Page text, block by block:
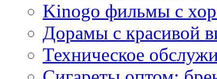
Kinogo фильмы с
Дорамы с красивой
Техническое